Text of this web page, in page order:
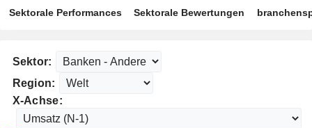
Sektorale Performances Sektorale Bewertungen
Sektor:
Region:
X-Achse: